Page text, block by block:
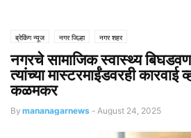
ब्रेकिंग न्यूज नगर जिल्हा नगर शहर
नगरचे सामाजिक स्वास्थ्य
त्यांच्या मास्टरमाईंडवरही कारवाई
कळमकर
By mananagarnews - August 24, 2025